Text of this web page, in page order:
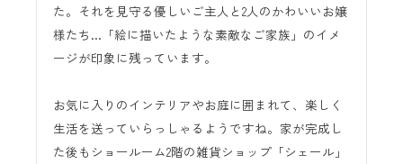
た。それを見守る優しいご主人と2人のかわいいお嬢
様たち…「絵に描いたような素敵なご家族」のイメ
ージが印象に残っています。
お気に入りのインテリアやお庭に囲まれて、楽しく
生活を送っていらっしゃるようですね。家が完成し
た後もショールーム2階の雑貨ショップ「シェール」